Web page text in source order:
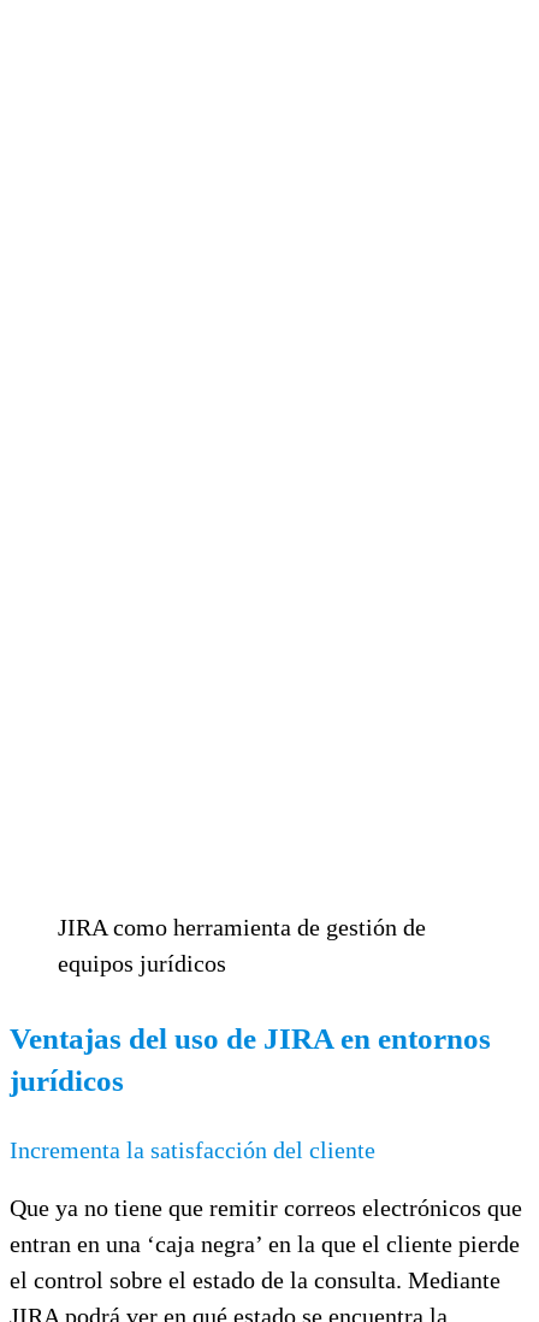
JIRA como herramienta de gestión de
equipos jurídicos
Ventajas del uso de JIRA en entornos
jurídicos
Incrementa la satisfacción del cliente
Que ya no tiene que remitir correos electrónicos que
entran en una ‘caja negra’ en la que el cliente pierde
el control sobre el estado de la consulta. Mediante
JIRA podrá ver en qué estado se encuentra la